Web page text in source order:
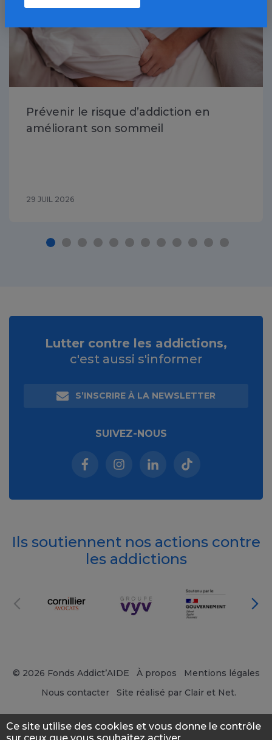
Prévenir le risque d’addiction en
améliorant son sommeil
29 JUIL 2026
Lutter contre les addictions,
c'est aussi s'informer
S’INSCRIRE À LA NEWSLETTER
SUIVEZ-NOUS
Facebook (nouvelle fenêtre)
Instagram (nouvelle fenêtre)
Linkedin (nouvelle
Tiktok (nouvelle
Ils soutiennent nos actions contre
les addictions
© 2026 Fonds Addict’AIDE À propos
Mentions légales
Nous contacter
Site réalisé par Clair et Net.
Ce site utilise des cookies et vous donne le contrôle